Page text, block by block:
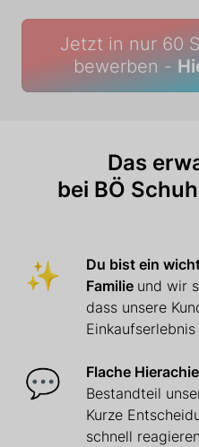
Jetzt in nur 60
bewerben -
Das
bei BÖ
✨
Du bist ein
Familie und wir
dass unsere
Einkaufserlebnis
💬 Flache
Bestandteil
Kurze
schnell